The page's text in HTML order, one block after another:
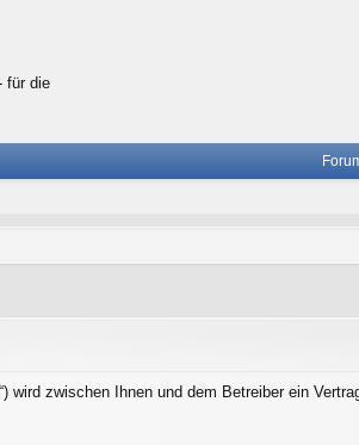
für die
wird zwischen Ihnen und dem Betreiber ein